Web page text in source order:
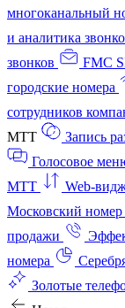
многоканальный
и аналитика
звонков
FMC
городские номера
сотрудников
МТТ
Запись
Голосовое
МТТ
Web-
Московский номер
продажи
номера
Золотые